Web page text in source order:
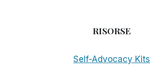
RISORSE
Self-Advocacy Kits